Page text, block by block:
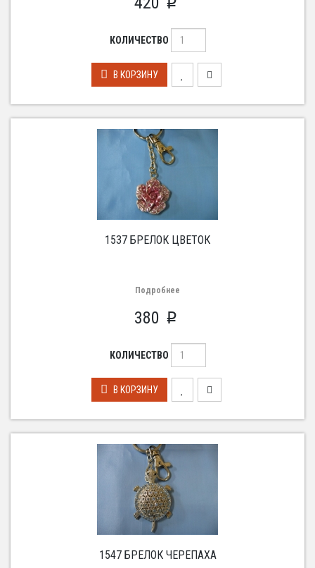
p
КОЛИЧЕСТВО
В КОРЗИНУ
1537 БРЕЛОК ЦВЕТОК
Подробнее
380 p
КОЛИЧЕСТВО
В КОРЗИНУ
1547 БРЕЛОК ЧЕРЕПАХА